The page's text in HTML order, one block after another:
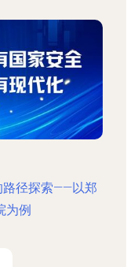
路径探索——以郑
为例